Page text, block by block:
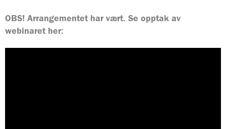
OBS! Arrangementet har vært. Se opptak av
webinaret her: